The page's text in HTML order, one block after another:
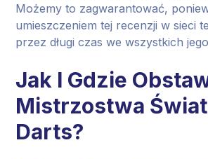
Możemy to zagwarantować,
umieszczeniem tej recenzji w sieci
przez długi czas we wszystkich
Jak I Gdzie
Mistrzostwa
Darts?